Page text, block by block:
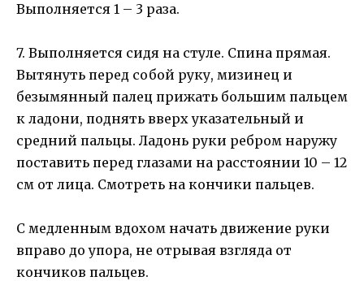
Выполняется 1 – 3 раза.
7. Выполняется сидя на стуле. Спина прямая.
Вытянуть перед собой руку, мизинец и
безымянный палец прижать большим пальцем
к ладони, поднять вверх указательный и
средний пальцы. Ладонь руки ребром наружу
поставить перед глазами на расстоянии 10 – 12
см от лица. Смотреть на кончики пальцев.
С медленным вдохом начать движение руки
вправо до упора, не отрывая взгляда от
кончиков пальцев.